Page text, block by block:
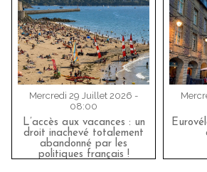
Mercredi 29 Juillet 2026 -
08:00
L’accès aux vacances : un
droit inachevé totalement
abandonné par les
politiques français !